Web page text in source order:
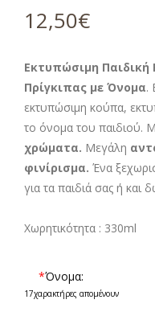
12,50€
Εκτυπώσιμη
Πρίγκιπας με Όνομα.
εκτυπώσιμη κούπα,
το όνομα του παιδιού.
χρώματα. Μεγάλη
φινίρισμα. Ένα
για τα παιδιά σας ή και
Χωρητικότητα : 330ml
*Όνομα:
17χαρακτήρες απομένουν